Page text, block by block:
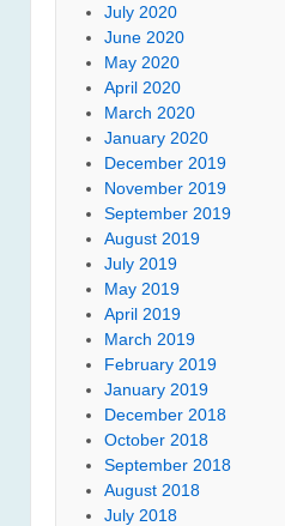
July 2020
June 2020
May 2020
April 2020
March 2020
January 2020
December 2019
November 2019
September 2019
August 2019
July 2019
May 2019
April 2019
March 2019
February 2019
January 2019
December 2018
October 2018
September 2018
August 2018
July 2018